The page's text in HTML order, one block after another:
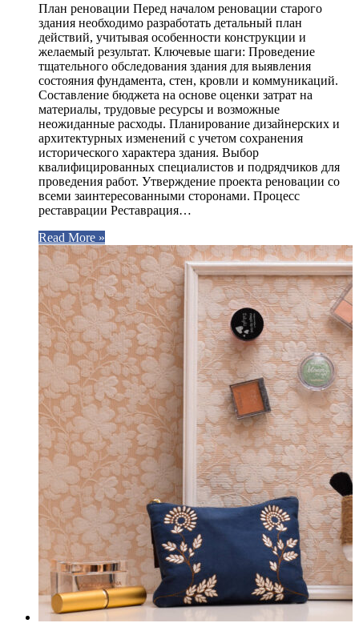
План реновации Перед началом реновации старого
здания необходимо разработать детальный план
действий, учитывая особенности конструкции и
желаемый результат. Ключевые шаги: Проведение
тщательного обследования здания для выявления
состояния фундамента, стен, кровли и коммуникаций.
Составление бюджета на основе оценки затрат на
материалы, трудовые ресурсы и возможные
неожиданные расходы. Планирование дизайнерских и
архитектурных изменений с учетом сохранения
исторического характера здания. Выбор
квалифицированных специалистов и подрядчиков для
проведения работ. Утверждение проекта реновации со
всеми заинтересованными сторонами. Процесс
реставрации Реставрация…
Read More »